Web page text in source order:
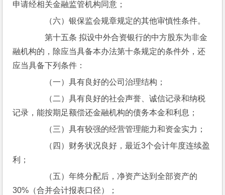
申请经相关金融监管机构同意；
（六）银保监会规章规定的其他审慎性条件。
第十五条 拟设中外合资银行的中方股东为非金
融机构的，除应当具备本办法第十条规定的条件外，还
应当具备下列条件：
（一）具有良好的公司治理结构；
（二）具有良好的社会声誉、诚信记录和纳税
记录，能按期足额偿还金融机构的债务本金和利息；
（三）具有较强的经营管理能力和资金实力；
（四）财务状况良好，最近3个会计年度连续盈
利；
（五）年终分配后，净资产达到全部资产的
30%（合并会计报表口径）；